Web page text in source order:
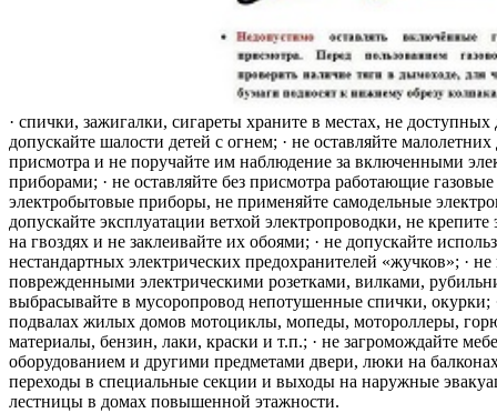
· спички, зажигалки, сигареты храните в местах, не доступных
допускайте шалости детей с огнем; · не оставляйте малолетних
присмотра и не поручайте им наблюдение за включенными
приборами; · не оставляйте без присмотра работающие
электробытовые приборы, не применяйте самодельные
допускайте эксплуатации ветхой электропроводки, не крепите
на гвоздях и не заклеивайте их обоями; · не допускайте
нестандартных электрических предохранителей «жучков»; · не
поврежденными электрическими розетками, вилками,
выбрасывайте в мусоропровод непотушенные спички, окурки;
подвалах жилых домов мотоциклы, мопеды, мотороллеры,
материалы, бензин, лаки, краски и т.п.; · не загромождайте
оборудованием и другими предметами двери, люки на
переходы в специальные секции и выходы на наружные
лестницы в домах повышенной этажности.